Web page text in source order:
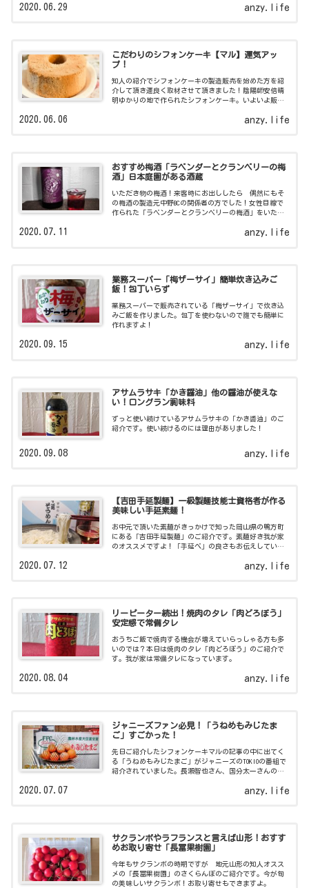
anzy.life
2020.06.29
こだわりのシフォンケーキ【マル】運気アッ
プ！
知人の紹介でシフォンケーキの製造販売を始めた方を紹
介して頂き運良く取材させて頂きました！陰陽師安倍晴
明ゆかりの地で作られたシフォンケーキ。いよいよ販売
anzy.life
2020.06.06
おすすめ梅酒「ラベンダーとクランベリーの梅
酒」日本庭園がある酒蔵
いただき物の梅酒！来客時にお出ししたら 偶然にもそ
の梅酒の製造元中野BCの関係者の方でした！女性目線で
作られた「ラベンダーとクランベリーの梅酒」をいただ
anzy.life
2020.07.11
業務スーパー「梅ザーサイ」簡単炊き込みご
飯！包丁いらず
業務スーパーで販売されている「梅ザーサイ」で炊き込
みご飯を作りました。包丁を使わないので誰でも簡単に
作れますよ！
anzy.life
2020.09.15
アサムラサキ「かき醤油」他の醤油が使えな
い！ロングラン調味料
ずっと使い続けているアサムラサキの「かき醬油」のご
紹介です。使い続けるのには理由がありました！
anzy.life
2020.09.08
【吉田手延製麺】一級製麺技能士資格者が作る
美味しい手延素麺！
お中元で頂いた素麺がきっかけで知った岡山県の鴨方町
にある「吉田手延製麺」のご紹介です。素麺好き我が家
のオススメですよ！「手延べ」の良さもお伝えしていま
anzy.life
2020.07.12
リーピーター続出！焼肉のタレ「肉どろぼう」
安定感で常備タレ
おうちご飯で焼肉する機会が増えていらっしゃる方も多
いのでは？本日は焼肉のタレ「肉どろぼう」のご紹介で
す。我が家は常備タレになっています。
anzy.life
2020.08.04
ジャニーズファン必見！「うねめもみじたま
ご」すごかった！
先日ご紹介したシフォンケーキマルの記事の中に出てく
る「うねめもみじたまご」がジャニーズのTOKIOの番組で
紹介されていました。長瀬智也さん、国分太一さんの他
anzy.life
2020.07.07
サクランボやラフランスと言えば山形！おすす
めお取り寄せ「長冨果樹園」
今年もサクランボの時期ですが 地元山形の知人オスス
メの「長冨果樹園」のさくらんぼのご紹介です。今が旬
の美味しいサクランボ！お取り寄せもできますよ。